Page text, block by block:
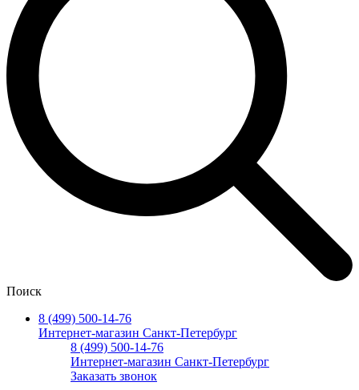
Поиск
8 (499) 500-14-76
Интернет-магазин Санкт-Петербург
8 (499) 500-14-76
Интернет-магазин Санкт-Петербург
Заказать звонок